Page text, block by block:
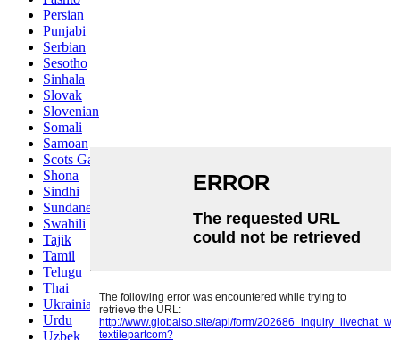
Persian
Punjabi
Serbian
Sesotho
Sinhala
Slovak
Slovenian
Somali
Samoan
Scots Gaelic
Shona
Sindhi
Sundanese
Swahili
Tajik
Tamil
Telugu
Thai
Ukrainian
Urdu
Uzbek